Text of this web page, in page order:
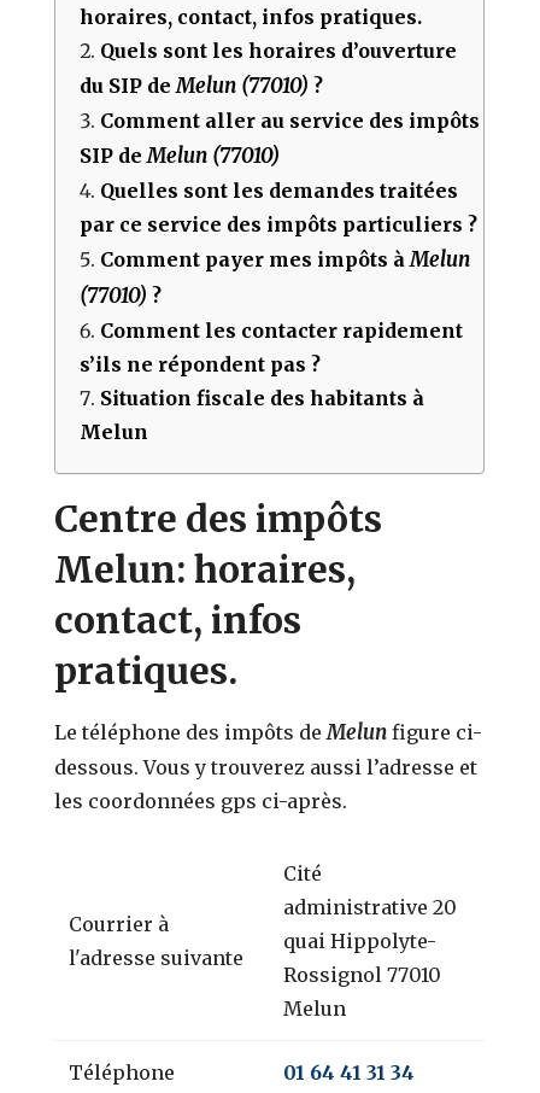
horaires, contact, infos pratiques.
Quels sont les horaires d’ouverture
du SIP deMelun (77010) ?
Comment aller au service des impôts
SIP deMelun (77010)
Quelles sont les demandes traitées
par ce service des impôts particuliers ?
Comment payer mes impôts àMelun
(77010) ?
Comment les contacter rapidement
s’ils ne répondent pas ?
Situation fiscale des habitants à
Melun
Centre des impôts
Melun: horaires,
contact, infos
pratiques.
Le téléphone des impôts deMelunfigure ci-
dessous. Vous y trouverez aussi l’adresse et
les coordonnées gps ci-après.
Courrier à
l'adresse suivante
Cité
administrative 20
quai Hippolyte-
Rossignol 77010
Melun
Téléphone 01 64 41 31 34